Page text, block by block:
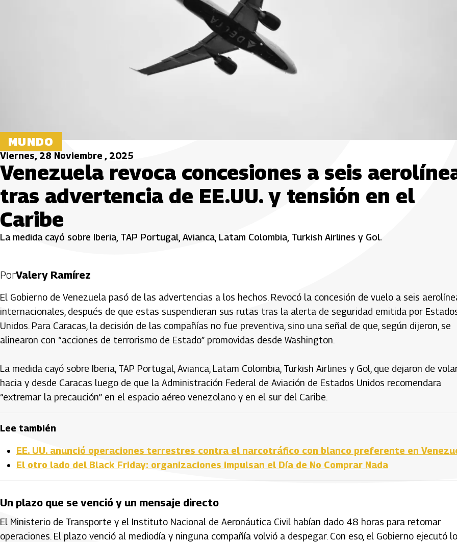
MUNDO
Viernes, 28 Noviembre , 2025
Venezuela revoca concesiones a seis
tras advertencia de EE.UU. y tensión en el
Caribe
La medida cayó sobre Iberia, TAP Portugal, Avianca, Latam Colombia, Turkish Airlines y Gol.
PorValery Ramírez
El Gobierno de Venezuela pasó de las advertencias a los hechos. Revocó la concesión de vuelo a seis
internacionales, después de que estas suspendieran sus rutas tras la alerta de seguridad emitida por
Unidos. Para Caracas, la decisión de las compañías no fue preventiva, sino una señal de que, según dijeron, se
alinearon con “acciones de terrorismo de Estado” promovidas desde Washington.
La medida cayó sobre Iberia, TAP Portugal, Avianca, Latam Colombia, Turkish Airlines y Gol, que dejaron de
hacia y desde Caracas luego de que la Administración Federal de Aviación de Estados Unidos recomendara
“extremar la precaución” en el espacio aéreo venezolano y en el sur del Caribe.
Lee también
EE. UU. anunció operaciones terrestres contra el narcotráfico con blanco preferente en
El otro lado del Black Friday: organizaciones impulsan el Día de No Comprar Nada
Un plazo que se venció y un mensaje directo
El Ministerio de Transporte y el Instituto Nacional de Aeronáutica Civil habían dado 48 horas para retomar
operaciones. El plazo venció al mediodía y ninguna compañía volvió a despegar. Con eso, el Gobierno ejecutó lo